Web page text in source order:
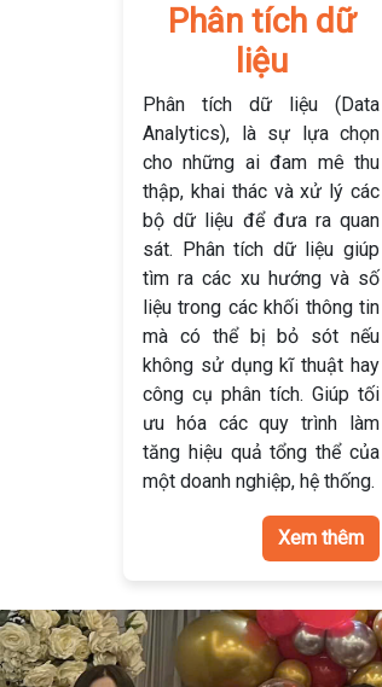
Phân tích dữ
liệu
Phân tích dữ liệu (Data
Analytics), là sự lựa chọn
cho những ai đam mê thu
thập, khai thác và xử lý các
bộ dữ liệu để đưa ra quan
sát. Phân tích dữ liệu giúp
tìm ra các xu hướng và số
liệu trong các khối thông tin
mà có thể bị bỏ sót nếu
không sử dụng kĩ thuật hay
công cụ phân tích. Giúp tối
ưu hóa các quy trình làm
tăng hiệu quả tổng thể của
một doanh nghiệp, hệ thống.
Xem thêm